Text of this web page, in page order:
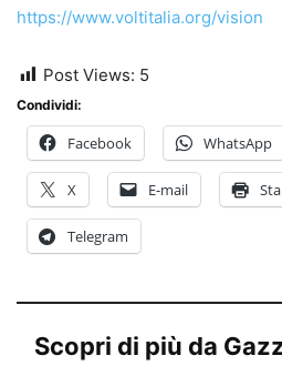
https://www.voltitalia.org/vision
Post Views: 5
Condividi:
Facebook WhatsApp
X E-mail
Telegram
Scopri di più da